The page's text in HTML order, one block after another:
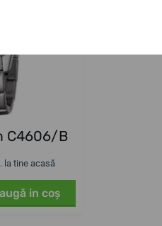
C4606/B
la tine acasă
in coş